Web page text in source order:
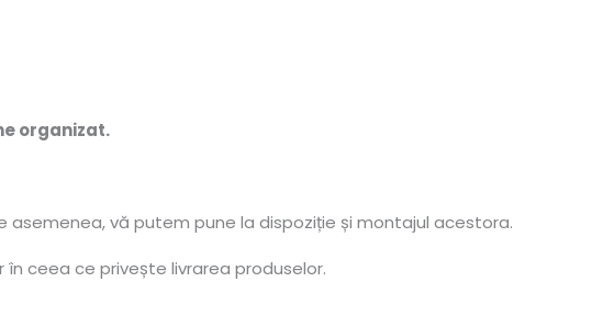
organizat.
vă putem pune la dispoziție și montajul acestora.
ceea ce privește livrarea produselor.